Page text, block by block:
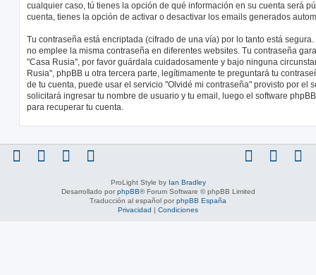
cualquier caso, tú tienes la opción de qué información en su cuenta será
cuenta, tienes la opción de activar o desactivar los emails generados
Tu contraseña está encriptada (cifrado de una vía) por lo tanto está
no emplee la misma contraseña en diferentes websites. Tu contraseña
"Casa Rusia", por favor guárdala cuidadosamente y bajo ninguna
Rusia", phpBB u otra tercera parte, legítimamente te preguntará tu
de tu cuenta, puede usar el servicio "Olvidé mi contraseña" provisto por el
solicitará ingresar tu nombre de usuario y tu email, luego el software
para recuperar tu cuenta.
ProLight Style by Ian Bradley
Desarrollado por phpBB® Forum Software © phpBB Limited
Traducción al español por phpBB España
Privacidad | Condiciones